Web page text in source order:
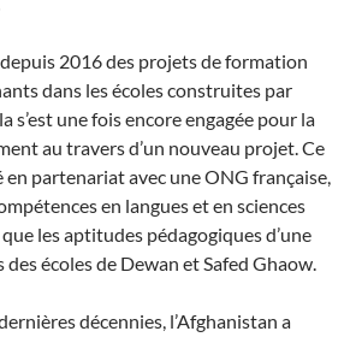
2016 des projets de formation
dans les écoles construites par
s’est une fois encore engagée pour la
au travers d’un nouveau projet. Ce
en partenariat avec une ONG française,
en langues et en sciences
les aptitudes pédagogiques d’une
des écoles de Dewan et Safed Ghaow.
décennies, l’Afghanistan a